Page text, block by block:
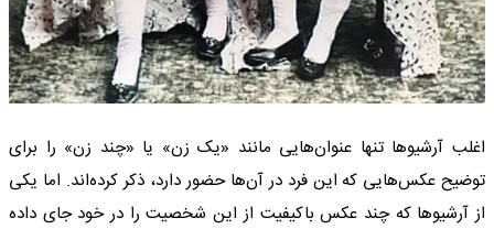
اغلب آرشیوها تنها عنوان‌هایی مانند «یک زن» یا «چند زن» را برای
توضیح عکس‌هایی که این فرد در آن‌ها حضور دارد، ذکر کرده‌اند. اما یکی
از آرشیوها که چند عکس باکیفیت از این شخصیت را در خود جای داده